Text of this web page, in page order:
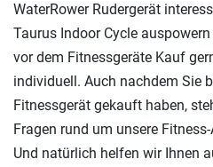
WaterRower Rudergerät
Taurus Indoor Cycle
vor dem Fitnessgeräte Kauf
individuell. Auch nachdem Sie
Fitnessgerät gekauft haben,
Fragen rund um unsere
Und natürlich helfen wir Ihnen